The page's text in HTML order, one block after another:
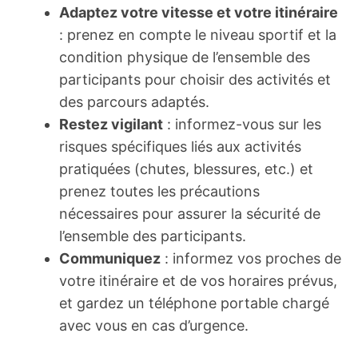
Adaptez votre vitesse et votre itinéraire
: prenez en compte le niveau sportif et la
condition physique de l’ensemble des
participants pour choisir des activités et
des parcours adaptés.
Restez vigilant : informez-vous sur les
risques spécifiques liés aux activités
pratiquées (chutes, blessures, etc.) et
prenez toutes les précautions
nécessaires pour assurer la sécurité de
l’ensemble des participants.
Communiquez : informez vos proches de
votre itinéraire et de vos horaires prévus,
et gardez un téléphone portable chargé
avec vous en cas d’urgence.